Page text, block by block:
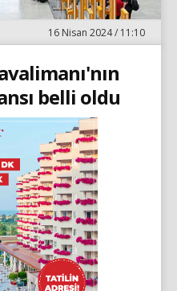
16 Nisan 2024 / 11:10
belli oldu